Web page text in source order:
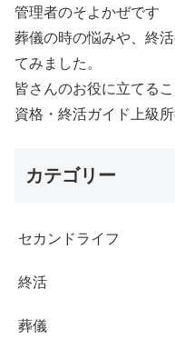
管理者のそよかぜです
葬儀の時の悩みや、終
てみました。
皆さんのお役に立てる
資格・終活ガイド上級
カテゴリー
セカンドライフ
終活
葬儀